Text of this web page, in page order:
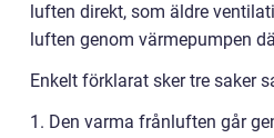
luften direkt, som äldre
luften genom värmepumpen
Enkelt förklarat sker tre saker
1. Den varma frånluften går